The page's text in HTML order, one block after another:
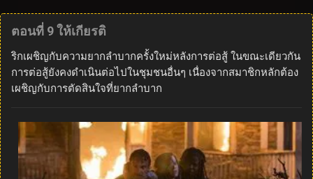
ตอนที่ 9 ให้เกียรติ
ริกเผชิญกับความยากลำบากครั้งใหม่หลังการต่อสู้ ในขณะเดียวกัน
การต่อสู้ยังคงดำเนินต่อไปในชุมชนอื่นๆ เนื่องจากสมาชิกหลักต้อง
เผชิญกับการตัดสินใจที่ยากลำบาก